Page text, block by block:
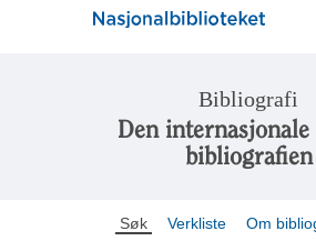
Bibliografi
Den internasjonale
bibliografien
Søk Verkliste Om